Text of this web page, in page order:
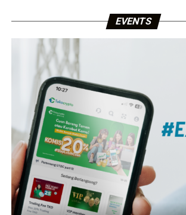
EVENTS